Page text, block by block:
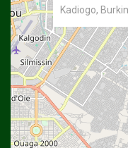
Kadiogo,